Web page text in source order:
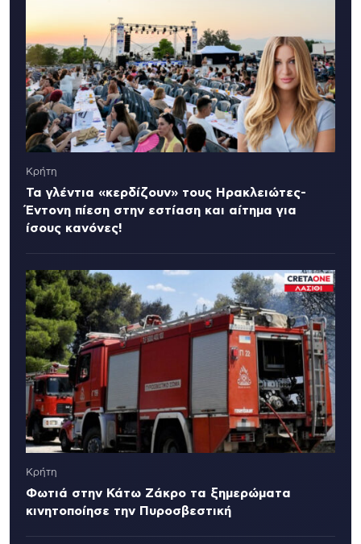
Κρήτη
Τα γλέντια «κερδίζουν» τους Ηρακλειώτες-
Έντονη πίεση στην εστίαση και αίτημα για
ίσους κανόνες!
Κρήτη
Φωτιά στην Κάτω Ζάκρο τα ξημερώματα
κινητοποίησε την Πυροσβεστική